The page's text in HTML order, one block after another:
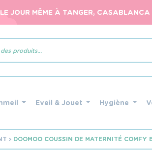
JOUR MÊME À TANGER,
Eveil & Jouet Hygiène
DOOMOO COUSSIN DE MATERNITÉ COMFY